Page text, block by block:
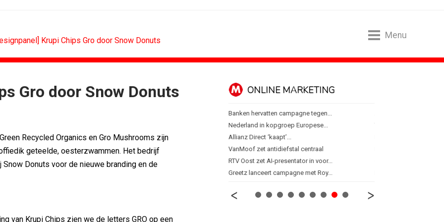
Krupi Chips Gro door Snow Donuts
Menu
Gro door Snow Donuts
Recycled Organics en Gro Mushrooms zijn
geteelde, oesterzwammen. Het bedrijf
Donuts voor de nieuwe branding en de
van Krupi Chips zien we de letters GRO op een
'De beste...
met...
voor...
uitbundiger...
MEDIA
Tien nieuwe genomineerden voor Ster...
Storytel zet luisteren onderweg...
Ster start Goede Loeki
ONLINE MARKETING
Banken hervatten campagne tegen...
Nederland in kopgroep Europese...
Allianz Direct ‘kaapt’...
VanMoof zet antidiefstal centraal
RTV Oost zet AI-presentator in voor...
Greetz lanceert campagne met Roy...
Tata Consultancy